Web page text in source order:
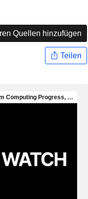
Quellen hinzufügen
Teilen